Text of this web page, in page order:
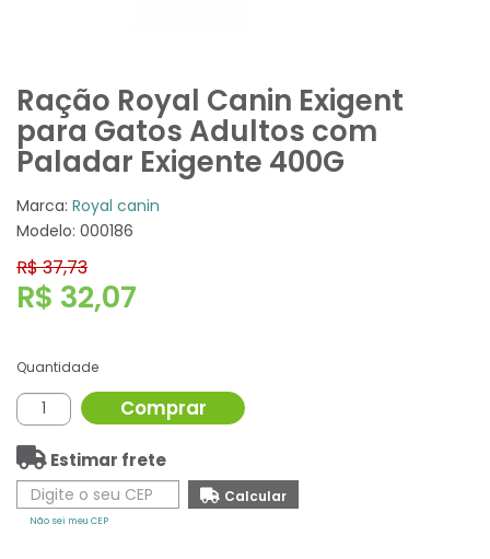
Ração Royal Canin Exigent
para Gatos Adultos com
Paladar Exigente 400G
Marca: Royal canin
Modelo: 000186
R$ 37,73
R$ 32,07
Quantidade
Comprar
Estimar frete
Não sei meu CEP